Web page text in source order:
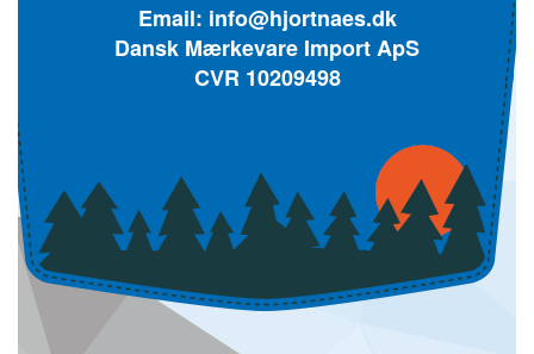
Email: info@hjortnaes.dk
Dansk Mærkevare Import ApS
CVR 10209498